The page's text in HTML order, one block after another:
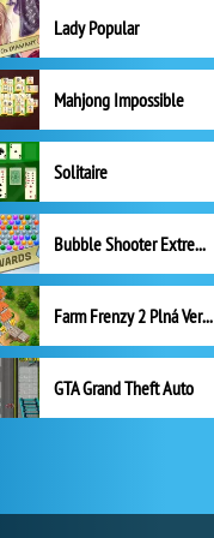
Lady Popular
Mahjong Impossible
Solitaire
Bubble Shooter Extreme
Farm Frenzy 2 Plná Verze
GTA Grand Theft Auto